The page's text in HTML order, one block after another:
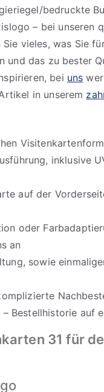
bedruckte
– bei unseren
vieles, was Sie
und das zu bester
bei uns
in unserem
inklusive
auf der
oder
an
sowie
Bestellhistorie auf
31 für